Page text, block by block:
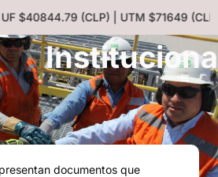
$40844.79 (CLP) | UTM $71649
documentos que